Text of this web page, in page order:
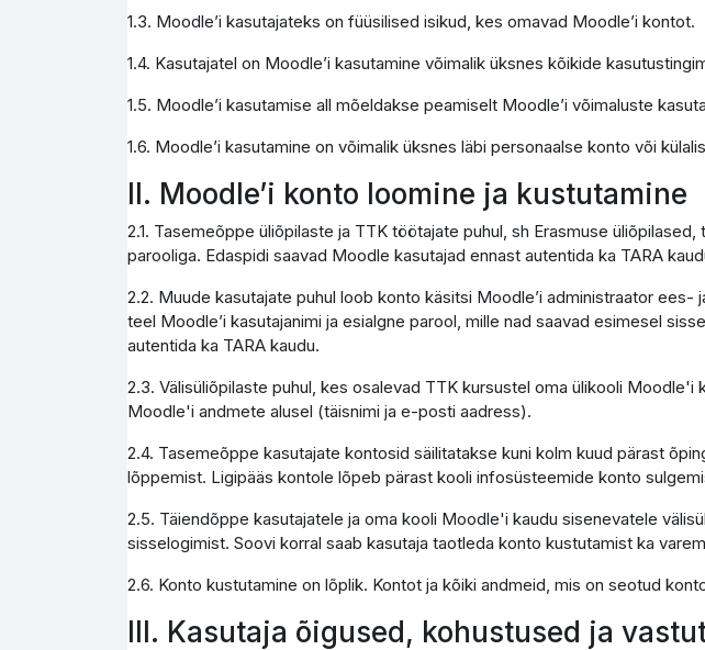
1.3. Moodle’i kasutajateks on füüsilised isikud, kes omavad Moodle’i kontot.
1.4. Kasutajatel on Moodle’i kasutamine võimalik üksnes kõikide
1.5. Moodle’i kasutamise all mõeldakse peamiselt Moodle’i võimaluste
1.6. Moodle’i kasutamine on võimalik üksnes läbi personaalse konto või
II. Moodle’i konto loomine ja kustutamine
2.1. Tasemeõppe üliõpilaste ja TTK töötajate puhul, sh Erasmuse
parooliga. Edaspidi saavad Moodle kasutajad ennast autentida ka TARA
2.2. Muude kasutajate puhul loob konto käsitsi Moodle’i administraator
teel Moodle’i kasutajanimi ja esialgne parool, mille nad saavad esimesel
autentida ka TARA kaudu.
2.3. Välisüliõpilaste puhul, kes osalevad TTK kursustel oma ülikooli
Moodle'i andmete alusel (täisnimi ja e-posti aadress).
2.4. Tasemeõppe kasutajate kontosid säilitatakse kuni kolm kuud pärast
lõppemist. Ligipääs kontole lõpeb pärast kooli infosüsteemide konto
2.5. Täiendõppe kasutajatele ja oma kooli Moodle'i kaudu sisenevatele
sisselogimist. Soovi korral saab kasutaja taotleda konto kustutamist ka
2.6. Konto kustutamine on lõplik. Kontot ja kõiki andmeid, mis on seotud
III. Kasutaja õigused, kohustused ja